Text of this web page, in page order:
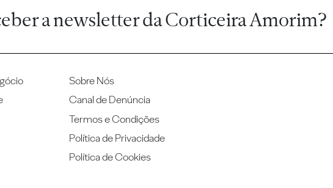
a newsletter da Corticeira Amorim?
Sobre Nós
Canal de Denúncia
Termos e Condições
Política de Privacidade
Política de Cookies